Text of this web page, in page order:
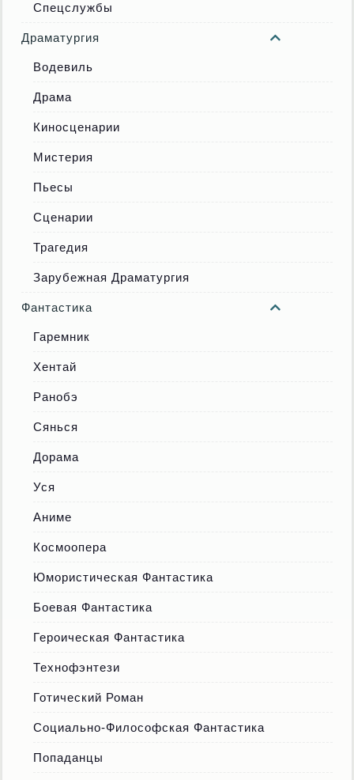
Спецслужбы
Драматургия
Водевиль
Драма
Киносценарии
Мистерия
Пьесы
Сценарии
Трагедия
Зарубежная Драматургия
Фантастика
Гаремник
Хентай
Ранобэ
Сянься
Дорама
Уся
Аниме
Космоопера
Юмористическая Фантастика
Боевая Фантастика
Героическая Фантастика
Технофэнтези
Готический Роман
Социально-Философская Фантастика
Попаданцы